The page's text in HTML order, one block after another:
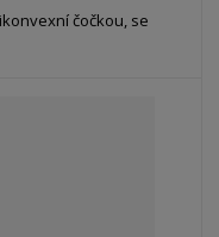
čočkou, se